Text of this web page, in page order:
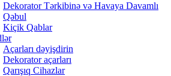
Dekorator Tərkibinə və Havaya Davamlı
Qəbul
Kiçik Qablar
Açarları dəyişdirin
Dekorator açarları
Qarışıq Cihazlar